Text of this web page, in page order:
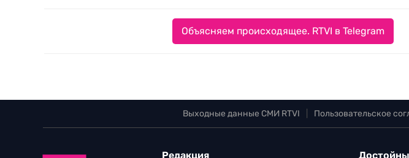
Объясняем происходящее. RTVI в Telegram
Выходные данные СМИ RTVI Пользовательское
Редакция